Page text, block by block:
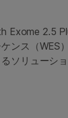
Exome 2.5
ンス（WES
ソリューシ